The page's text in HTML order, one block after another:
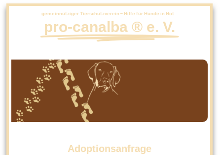
pro-canalba ® e. V.
gemeinnütziger Tierschutzverein – Hilfe für Hunde in Not
Adoptionsanfrage